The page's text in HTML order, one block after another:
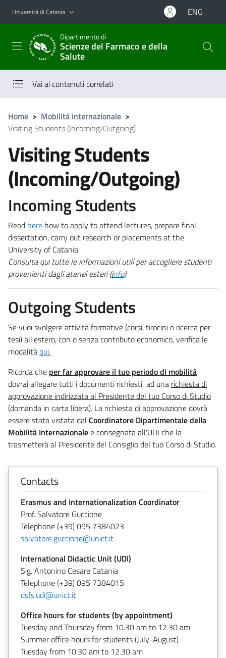
Vai al contenuto principale
Vai al menu di navigazione
Università di Catania ENG
Dipartimento di
Scienze del Farmaco e della
Salute
Vai ai contenuti correlati
Home > Mobilità internazionale >
Visiting Students (Incoming/Outgoing)
Visiting Students
(Incoming/Outgoing)
Incoming Students
Read here how to apply to attend lectures, prepare final
dissertation, carry out research or placements at the
University of Catania.
Consulta qui tutte le informazioni utili per accogliere studenti
provenienti dagli atenei esteri (info)
Outgoing Students
Se vuoi svolgere attività formative (corsi, tirocini o ricerca per
tesi) all'estero, con o senza contributo economico, verifica le
modalitàqui.
Ricorda che per far approvare il tuo periodo di mobilità
dovrai allegare tutti i documenti richiesti ad una richiesta di
approvazione indirizzata al Presidente del tuo Corso di Studio
(domanda in carta libera). La richiesta di approvazione dovrà
essere stata vistata dal Coordinatore Dipartimentale della
Mobilità Internazionalee consegnata all'UDI che la
trasmetterà al Presidente del Consiglio del tuo Corso di Studio.
Contacts
Erasmus and Internationalization Coordinator
Prof. Salvatore Guccione
Telephone (+39) 095 7384023
salvatore.guccione@unict.it
International Didactic Unit (UDI)
Sig. Antonino Cesare Catania
Telephone (+39) 095 7384015
dsfs.udi@unict.it
Office hours for students (by appointment)
Tuesday and Thursday from 10.30 am to 12.30 am
Summer office hours for students (July-August)
Tuesday from 10.30 am to 12.30 am